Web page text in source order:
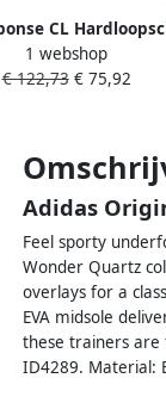
CL
Blue
1 webshop
€ 122,73€ 75,92
Adidas
Feel sporty
Wonder Quartz
overlays for a
EVA midsole
these trainers are
ID4289. Material: